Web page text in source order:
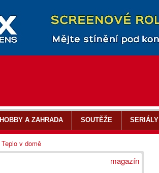
magazín
HOBBY A ZAHRADA SOUTĚŽE SERIÁLY
Teplo v domě